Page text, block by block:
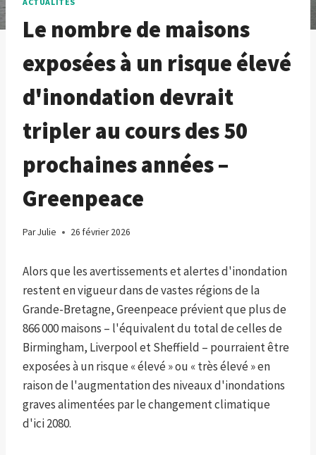
Le nombre de maisons
exposées à un risque élevé
d'inondation devrait
tripler au cours des 50
prochaines années –
Greenpeace
ParJulie 26 février 2026
Alors que les avertissements et alertes d'inondation
restent en vigueur dans de vastes régions de la
Grande-Bretagne, Greenpeace prévient que plus de
866 000 maisons – l'équivalent du total de celles de
Birmingham, Liverpool et Sheffield – pourraient être
exposées à un risque « élevé » ou « très élevé » en
raison de l'augmentation des niveaux d'inondations
graves alimentées par le changement climatique
d'ici 2080.